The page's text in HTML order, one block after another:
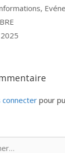
,
2025
connecter pour